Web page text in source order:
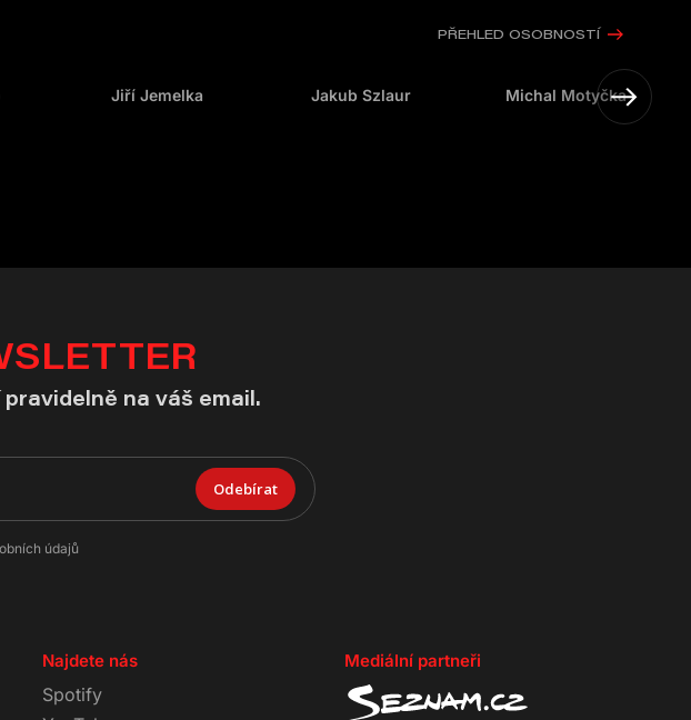
PŘEHLED OSOBNOSTÍ
Jiří Jemelka Jakub Szlaur Michal Motyčka
na váš email.
Odebírat
údajů
Najdete nás
Spotify
Mediální partneři